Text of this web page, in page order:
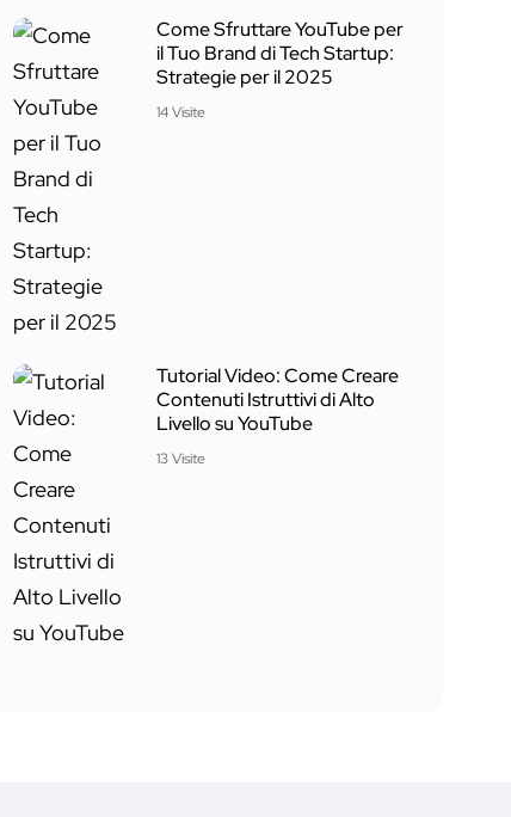
Come Sfruttare YouTube per
il Tuo Brand di Tech Startup:
Strategie per il 2025
14 Visite
Tutorial Video: Come Creare
Contenuti Istruttivi di Alto
Livello su YouTube
13 Visite